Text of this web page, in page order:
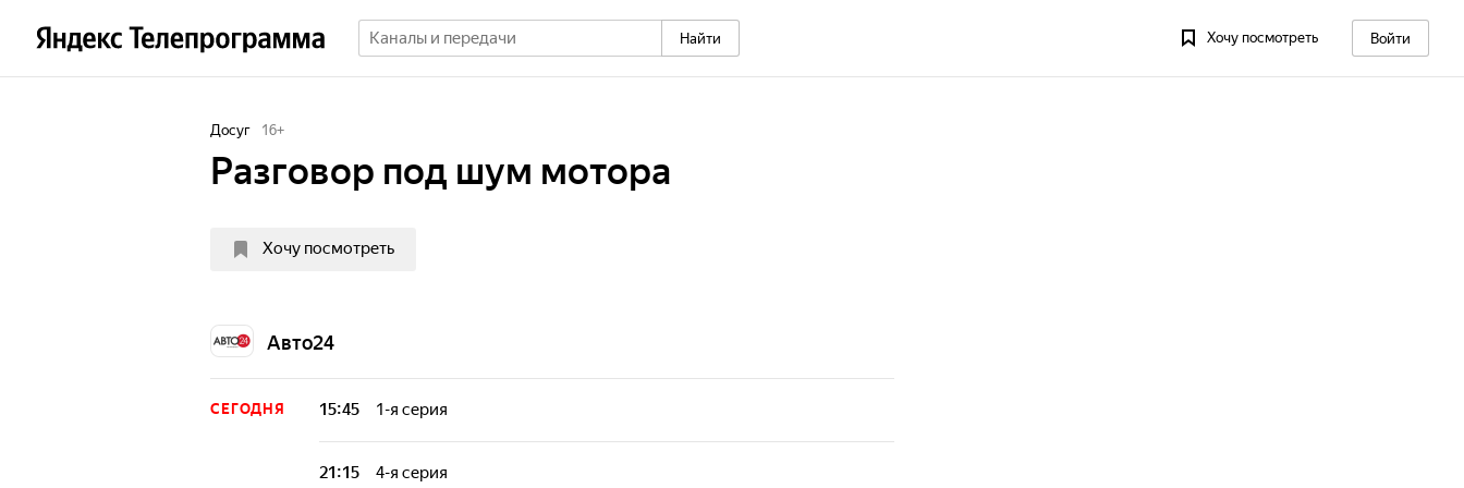
Найти Хочу посмотреть Войти
Досуг 16+
Разговор под шум мотора
Хочу посмотреть
Авто24
СЕГОДНЯ 15:45 1-я серия
В студию программы в Музее техники Вадима Задорожного
передвижения или инструмент зарабатывания денег, а способ
21:15 4-я серия